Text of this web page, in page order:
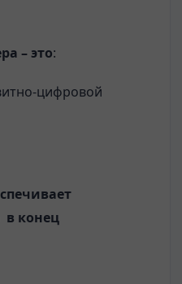
– это:
цифровой
в конец